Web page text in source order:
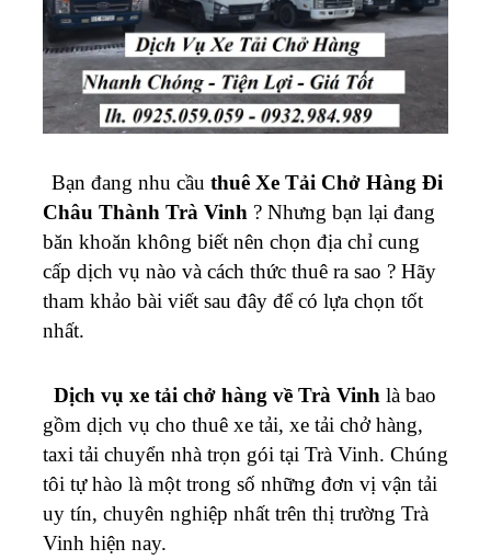
Bạn đang nhu cầu thuê Xe Tải Chở Hàng Đi
Châu Thành Trà Vinh ? Nhưng bạn lại đang
băn khoăn không biết nên chọn địa chỉ cung
cấp dịch vụ nào và cách thức thuê ra sao ? Hãy
tham khảo bài viết sau đây để có lựa chọn tốt
nhất.
Dịch vụ xe tải chở hàng về Trà Vinh là bao
gồm dịch vụ cho thuê xe tải, xe tải chở hàng,
taxi tải chuyển nhà trọn gói tại Trà Vinh. Chúng
tôi tự hào là một trong số những đơn vị vận tải
uy tín, chuyên nghiệp nhất trên thị trường Trà
Vinh hiện nay.